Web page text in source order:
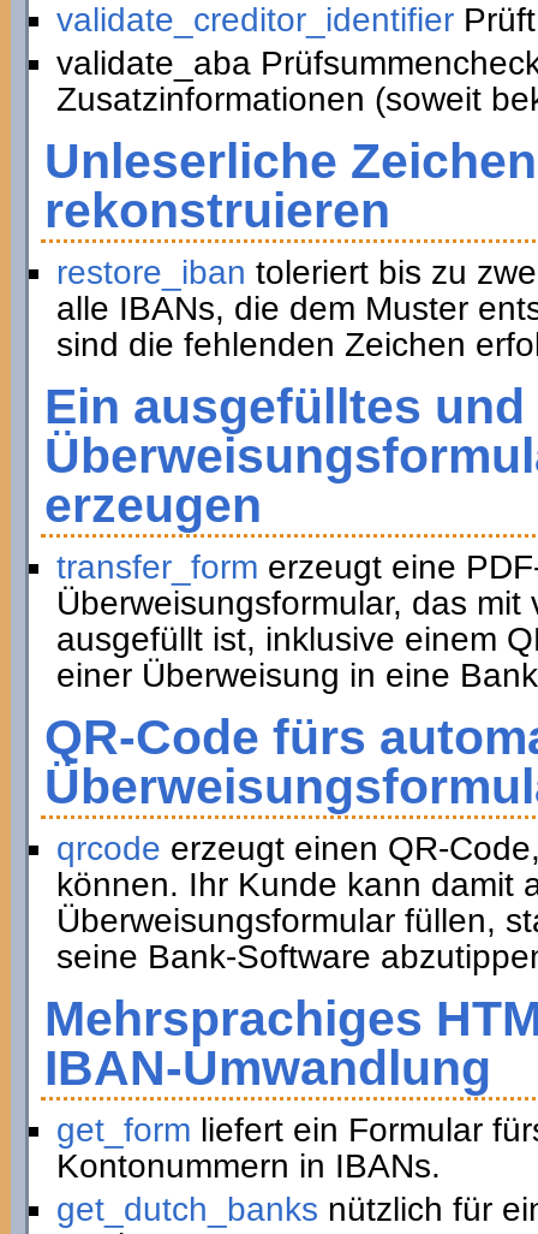
validate_creditor_identifierPrüft
validate_aba
Zusatzinformationen (soweit
Unleserliche
rekonstruieren
restore_iban toleriert bis zu
alle IBANs, die dem Muster
sind die fehlenden Zeichen
Ein ausgefülltes
erzeugen
transfer_form erzeugt eine
Überweisungsformular, das
ausgefüllt ist, inklusive einem
einer Überweisung in eine
QR-Code fürs
qrcode erzeugt einen QR-
können. Ihr Kunde kann damit
Überweisungsformular füllen,
seine Bank-Software
Mehrsprachiges
IBAN-Umwandlung
get_form liefert ein Formular
Kontonummern in IBANs.
get_dutch_banks nützlich für